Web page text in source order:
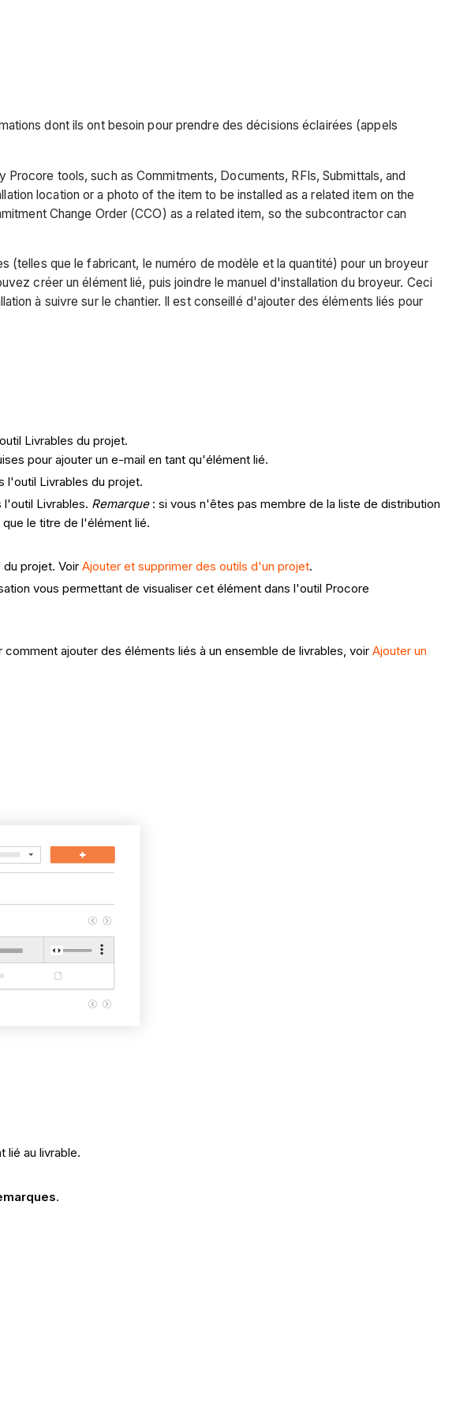
dont ils ont besoin pour prendre des décisions éclairées (appels
tools, such as Commitments, Documents, RFIs, Submittals, and
location or a photo of the item to be installed as a related item on the
Change Order (CCO) as a related item, so the subcontractor can
que le fabricant, le numéro de modèle et la quantité) pour un broyeur
créer un élément lié, puis joindre le manuel d'installation du broyeur. Ceci
à suivre sur le chantier. Il est conseillé d'ajouter des éléments liés pour
Livrables du projet.
pour ajouter un e-mail en tant qu'élément lié.
l'outil Livrables du projet.
l'outil Livrables. Remarque: si vous n'êtes pas membre de la liste de distribution
le titre de l'élément lié.
projet. Voir Ajouter et supprimer des outils d'un projet.
vous permettant de visualiser cet élément dans l'outil Procore
ajouter des éléments liés à un ensemble de livrables, voir Ajouter un
lié au livrable.
.